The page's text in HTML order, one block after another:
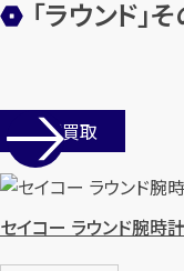
「ラウンド
店舗買取
セイコー ラウンド腕時